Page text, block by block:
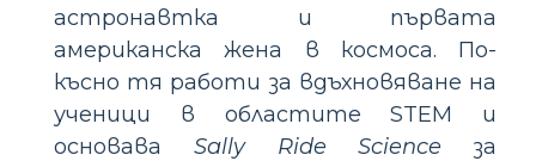
астронавтка и първата
американска жена в космоса. По-
късно тя работи за вдъхновяване на
ученици в областите STEM и
основава Sally Ride Science за